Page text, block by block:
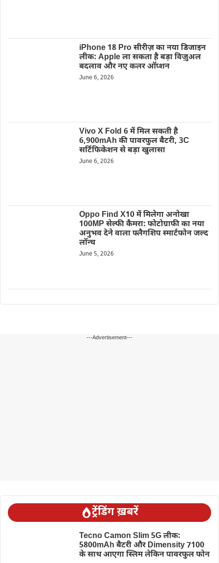
iPhone 18 Pro सीरीज़ का नया डिजाइन
लीक: Apple ला सकता है बड़ा विज़ुअल
बदलाव और नए कलर ऑप्शन
June 6, 2026
Vivo X Fold 6 में मिल सकती है
6,900mAh की पावरफुल बैटरी, 3C
सर्टिफिकेशन से बड़ा खुलासा
June 6, 2026
Oppo Find X10 में मिलेगा अनोखा
100MP सेल्फी कैमरा: फोटोग्राफी का नया
अनुभव देने वाला फ्लैगशिप स्मार्टफोन जल्द
लॉन्च
June 5, 2026
---Advertisement---
ट्रेंडिंग ख़बरें
Tecno Camon Slim 5G लीक:
5800mAh बैटरी और Dimensity 7100
के साथ आएगा स्लिम लेकिन पावरफुल फोन